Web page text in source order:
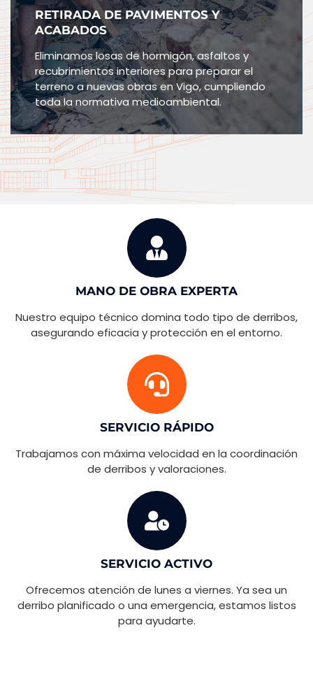
RETIRADA DE PAVIMENTOS Y
ACABADOS
Eliminamos losas de hormigón, asfaltos y
recubrimientos interiores para preparar el
terreno a nuevas obras en Vigo, cumpliendo
toda la normativa medioambiental.
MANO DE OBRA EXPERTA
Nuestro equipo técnico domina todo tipo de derribos,
asegurando eficacia y protección en el entorno.
SERVICIO RÁPIDO
Trabajamos con máxima velocidad en la coordinación
de derribos y valoraciones.
SERVICIO ACTIVO
Ofrecemos atención de lunes a viernes. Ya sea un
derribo planificado o una emergencia, estamos listos
para ayudarte.